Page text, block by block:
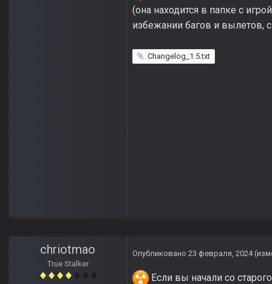
(она находится в папке с
избежании багов и вылетов,
Changelog_1.5.txt
chriotmao
True Stalker
Опубликовано 23 февраля, 2024
Если вы начали со